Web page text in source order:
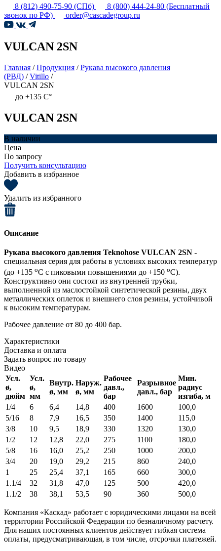
8 (812) 490-75-90 (СПб) 8 (800) 444-24-80 (Бесплатный
звонок по РФ)
order@cascadegroup.ru
VULCAN 2SN
Главная /Продукция /Рукава высокого давления
(РВД) /Vitillo /
VULCAN 2SN
до +135 C°
VULCAN 2SN
В наличии
Цена
По запросу
Получить консультацию
Добавить в избранное
Удалить из избранного
Описание
Рукава высокого давления Teknohose VULCAN 2SN -
специальная серия для работы в условиях высоких температур
(до +135 оС с пиковыми повышениями до +150 оС).
Конструктивно они состоят из внутренней трубки,
выполненной из маслостойкой синтетической резины, двух
металлических оплеток и внешнего слоя резины, устойчивой
к высоким температурам.
Рабочее давление от 80 до 400 бар.
Характеристики
Доставка и оплата
Задать вопрос по товару
Видео
Усл.
ø,
дюйм
Усл.
ø,
мм
Внутр.
ø, мм
Наруж.
ø, мм
Рабочее
давл.,
бар
Разрывное
давл., бар
Мин.
радиус
изгиба, м
1/4
6 6,4 14,8 400 1600
100,0
5/16
8 7,9 16,5 350 1400
115,0
3/8
10 9,5 18,9 330 1320
130,0
1/2
12 12,8 22,0 275 1100
180,0
5/8
16 16,0 25,2 250 1000
200,0
3/4
20 19,0 29,2 215 860
240,0
1
25 25,4 37,1 165 660
300,0
1.1/4
32 31,8 47,0 125 500
420,0
1.1/2
38 38,1 53,5 90 360 500,0
Компания «Каскад» работает с юридическими лицами на всей
территории Российской Федерации по безналичному расчету.
Для наших постоянных клиентов действует гибкая система
оплаты, предусматривающая, в том числе, отсрочки платежей.